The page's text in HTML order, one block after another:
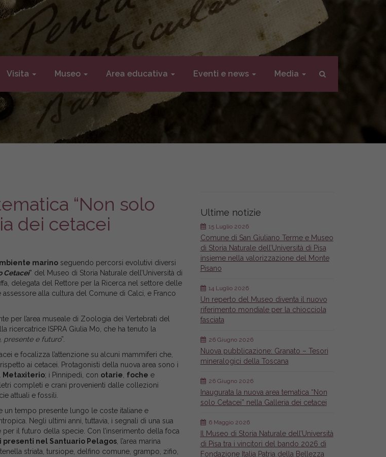
Visita Museo Area educativa Eventi e news Media
“Non solo
dei cetacei
marino seguendo percorsi evolutivi diversi
Cetacei” del Museo di Storia Naturale dell’Università di
delegata del Rettore per la Ricerca nel settore delle
alla cultura del Comune di Calci, e Franco
per l’area museale di Zoologia dei Vertebrati del
ricercatrice ISPRA Giulia Mo, che ha tenuto la
presente e futuro”.
e focalizza l’attenzione su alcuni mammiferi che,
ai cetacei. Protagonisti della nuova area sono i
Metaxiterio; i Pinnipedi, con otarie foche e
completi e crani provenienti dalle collezioni
attuali e fossili.
un tempo presente lungo le coste italiane e
Negli ultimi anni, tuttavia, i segnali di una sua
il futuro della specie. Con l’inserimento della foca
nel Santuario Pelagos , l’area marina
striata, tursiope, delfino comune, grampo, zifio,
Ultime notizie
Comune di San Giuliano Terme e Museo
di Storia Naturale dell’Università di Pisa
insieme nella valorizzazione del Monte
Pisano
15 Luglio 2026
Un reperto del Museo diventa il nuovo
riferimento mondiale per la chiocciola
fasciata
14 Luglio 2026
Nuova pubblicazione: Granato – Tesori
mineralogici della Toscana
26 Giugno 2026
Inaugurata la nuova area tematica “Non
solo Cetacei” nella Galleria dei cetacei
26 Giugno 2026
Il Museo di Storia Naturale dell’Università
di Pisa tra i vincitori del bando 2026 di
Fondazione Italia Patria della Bellezza
6 Maggio 2026